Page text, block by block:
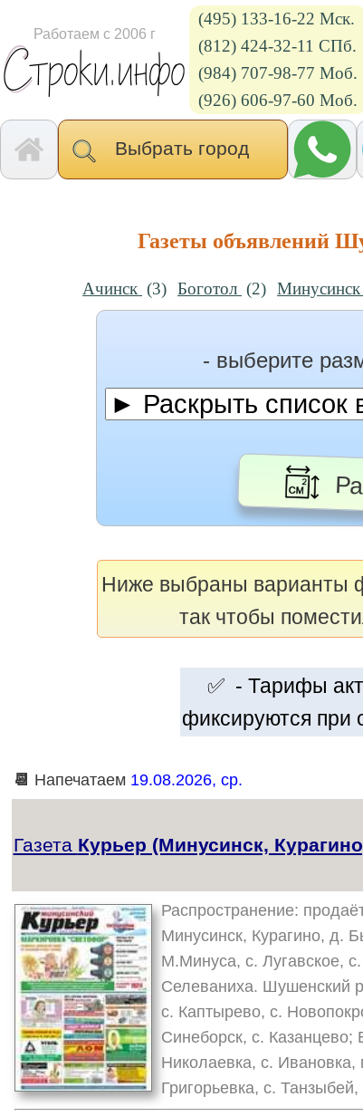
Работаем с 2006 г
(495) 133-16-22 Мск.
(812) 424-32-11 СПб.
(984) 707-98-77 Моб.
(926) 606-97-60 Моб.
Выбрать город
Газеты объявлений
Ачинск (3) Боготол (2) Минусинск
- выберите
Ниже выбраны варианты
так чтобы
✅ - Тарифы
фиксируются при
📆 Напечатаем 19.08.2026, ср.
Газета Курьер (Минусинск,
Распространение:
Минусинск, Курагино, д.
М.Минуса, с. Лугавское,
Селеваниха. Шушенский
с. Каптырево, с.
Синеборск, с.
Николаевка, с.
Григорьевка, с.